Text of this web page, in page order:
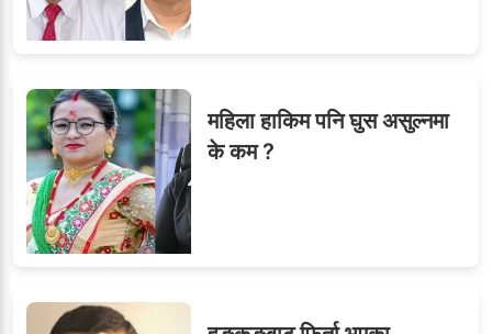
महिला हाकिम पनि घुस असुल्नमा
के कम ?